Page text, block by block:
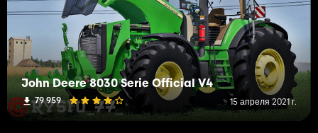
John Deere 8030 Serie Official V4
79 959 15 апреля 2021 г.